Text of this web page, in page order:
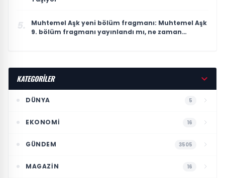
5.
Muhtemel Aşk yeni bölüm fragmanı: Muhtemel Aşk
9. bölüm fragmanı yayınlandı mı, ne zaman
KATEGORİLER
DÜNYA 5
EKONOMI 16
GÜNDEM 3505
MAGAZIN 16